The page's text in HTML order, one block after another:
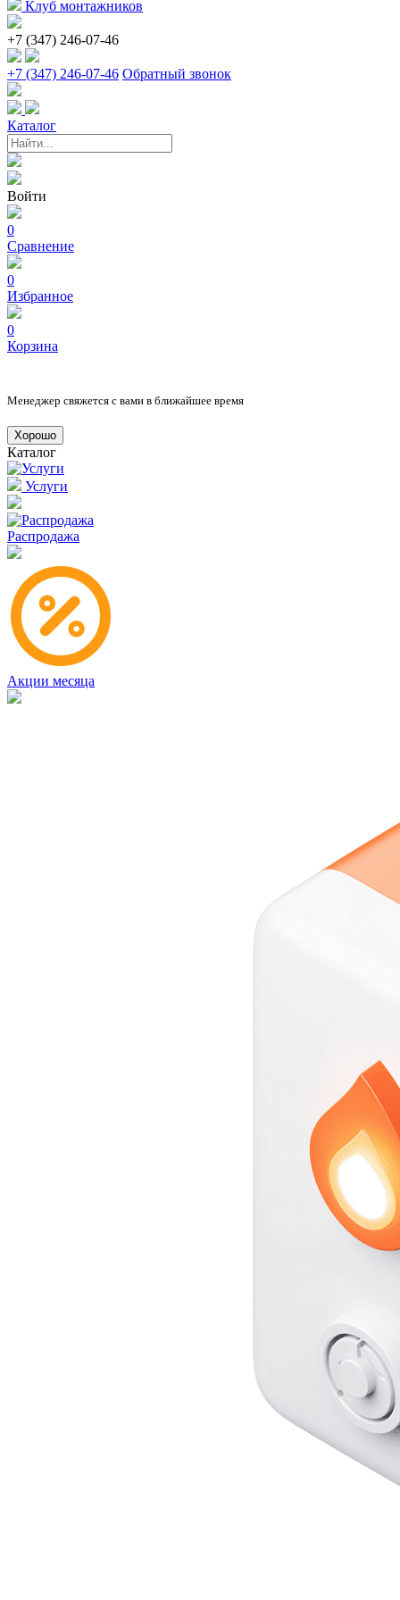
Клуб монтажников
+7 (347) 246-07-46
+7 (347) 246-07-46 Обратный звонок
Каталог
Войти
0
Сравнение
0
Избранное
0
Корзина
Менеджер свяжется с вами в ближайшее время
Хорошо
Каталог
Услуги
Распродажа
Акции месяца